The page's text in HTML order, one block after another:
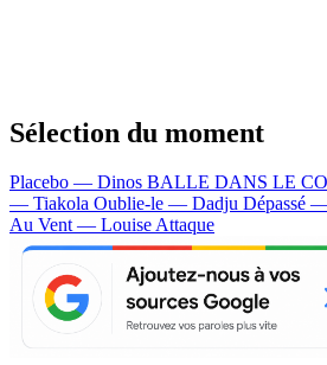
Sélection du moment
Placebo — Dinos BALLE DANS LE
— Tiakola Oublie-le — Dadju Dépassé
Au Vent — Louise Attaque